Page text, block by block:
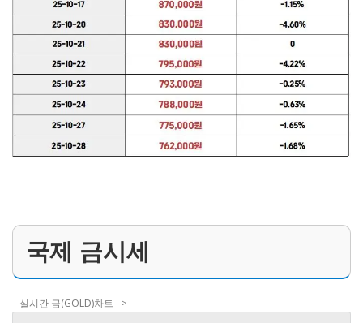
국제 금시세
– 실시간 금(GOLD)차트 –>